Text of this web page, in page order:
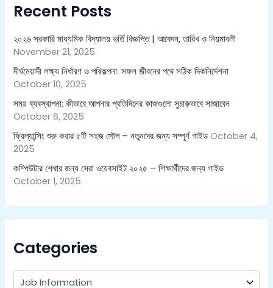
f
r
:
Recent Posts
২০২৬ সরকারি মাধ্যমিক বিদ্যালয় ভর্তি বিজ্ঞপ্তি | আবেদন, তারিখ ও নিয়মাবলী
November 21, 2025
দীর্ঘমেয়াদী লক্ষ্য নির্ধারণ ও পরিকল্পনা: সফল জীবনের পথে সঠিক দিকনির্দেশনা
October 10, 2025
সময় ব্যবস্থাপনা: কীভাবে আপনার প্রতিদিনের কাজগুলো সুচারুভাবে সাজাবেন
October 6, 2025
ফ্রিল্যান্সিং শুরু করার ৫টি সহজ স্টেপ – নতুনদের জন্য সম্পূর্ণ গাইড October 4,
2025
কম্পিউটার শেখার জন্য সেরা ওয়েবসাইট ২০২৫ – শিক্ষার্থীদের জন্য গাইড
October 1, 2025
Categories